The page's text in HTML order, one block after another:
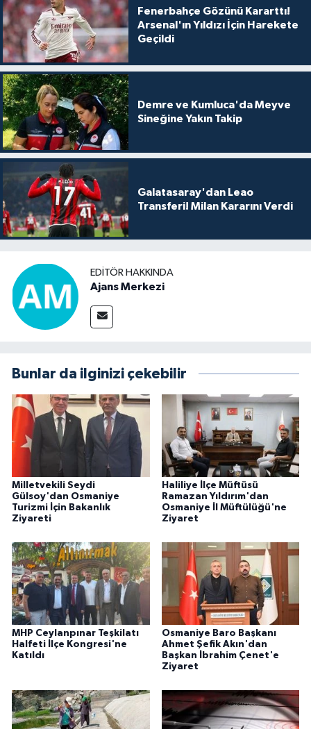
Fenerbahçe Gözünü Kararttı!
Arsenal'ın Yıldızı İçin Harekete
Geçildi
Demre ve Kumluca'da Meyve
Sineğine Yakın Takip
Galatasaray'dan Leao
Transferi! Milan Kararını Verdi
EDITÖR HAKKINDA
Ajans Merkezi
Bunlar da ilginizi çekebilir
Milletvekili Seydi
Gülsoy'dan Osmaniye
Turizmi İçin Bakanlık
Ziyareti
Haliliye İlçe Müftüsü
Ramazan Yıldırım'dan
Osmaniye İl Müftülüğü'ne
Ziyaret
MHP Ceylanpınar Teşkilatı
Halfeti İlçe Kongresi'ne
Katıldı
Osmaniye Baro Başkanı
Ahmet Şefik Akın'dan
Başkan İbrahim Çenet'e
Ziyaret